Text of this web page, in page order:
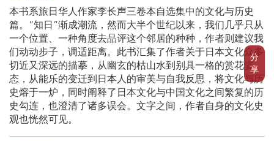
分
享
本书系旅日华人作家李长声三卷本自选集中的文化与历史
篇。“知日”渐成潮流，然而大半个世纪以来，我们几乎只从
一个位置、一种角度去品评这个邻居的种种，作者则建议我
们动动步子，调适距离。此书汇集了作者关于日本文化众多
切近又深远的描摹，从幽玄的枯山水到别具一格的赏花姿
态，从能乐的变迁到日本人的审美与自我反思，将文化与历
史熔于一炉，同时阐释了日本文化与中国文化之间繁复的历
史勾连，也澄清了诸多误会。文字之间，作者自身的文化史
观也恍然可见。